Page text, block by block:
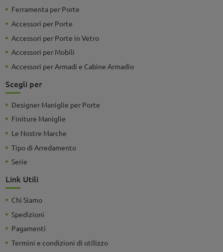
Ferramenta per Porte
Accessori per Porte
Accessori per Porte in Vetro
Accessori per Mobili
Accessori per Armadi e Cabine Armadio
Scegli per
Designer Maniglie per Porte
Finiture Maniglie
Le Nostre Marche
Tipo di Arredamento
Serie
Link Utili
Chi Siamo
Spedizioni
Pagamenti
Termini e condizioni di utilizzo